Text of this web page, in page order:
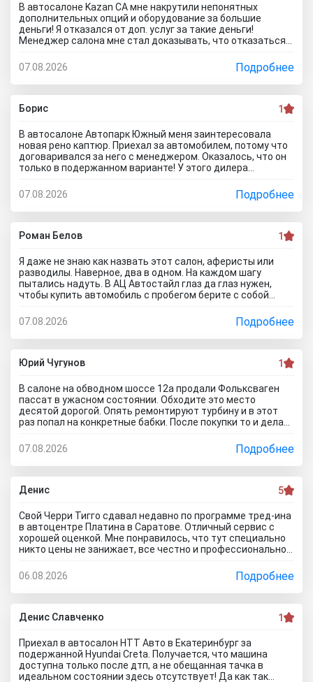
В автосалоне Kazan CA мне накрутили непонятных
дополнительных опций и оборудование за большие
деньги! Я отказался от доп. услуг за такие деньги!
Менеджер салона мне стал доказывать, что отказаться
происходит?! Отчего это невозможно? это развод и
кидалово! Оставил салон без автомобиля, потому что не
хотел его приобретать с допами за большие деньги да и
вам не советую!
07.08.2026 Подробнее
Борис 1
В автосалоне Автопарк Южный меня заинтересовала
новая рено каптюр. Приехал за автомобилем, потому что
договаривался за него с менеджером. Оказалось, что он
только в подержанном варианте! У этого дилера
советовал бы вам приезжать в этот автоцентр на
Гражданскую 1Д в Ставрополь, потому что это наглый
обман! Они только на сайте большой автосалон с
шикарными ценами, на деле мелкая шарашка разводящая
покупателей.
07.08.2026 Подробнее
Роман Белов 1
Я даже не знаю как назвать этот салон, аферисты или
разводилы. Наверное, два в одном. На каждом шагу
пытались надуть. В АЦ Автостайл глаз да глаз нужен,
чтобы купить автомобиль с пробегом берите с собой
еще юриста захватите. Менеджер вообще никак не давал
осмотреть авто. Ни капот открыть, ни в салон сесть, ни
днище глянуть. Попросил документы и то вместо них
ксерокопии принес. Мне даже смешно стало. Может по
картинкам тачку выбирать будем? Как я его не убеждал,
настаивать больше не стал, но очень интересно было, а
если бы я 5 тачек осмотреть захотел, на все 5 договора
бы писали? Бред полнейший..хорошо что в Челябинске
есть куча других автосалонов и этот с лживый автоцентр
можно спокойно объехать стороной.
07.08.2026 Подробнее
Юрий Чугунов 1
В салоне на обводном шоссе 12а продали Фольксваген
пассат в ужасном состоянии. Обходите это место
десятой дорогой. Опять ремонтируют турбину и в этот
раз попал на конкретные бабки. После покупки то и делаю,
что все с машиной идеально, а сейчас ничего не могу
сделать по гарантийному ремонту. Аферисты хреновы! Я
когда спрашивают где купить автомобиль в Тольятти
говорю - где угодно но не в автосалоне М-Авто!
07.08.2026 Подробнее
Денис 5
Свой Черри Тигго сдавал недавно по программе тред-ина
в автоцентре Платина в Саратове. Отличный сервис с
хорошей оценкой. Мне понравилось, что тут специально
никто цены не занижает, все честно и профессионально.
предложили подготовку провести тут в салоне. Для
клиента это важно, самому возиться не надо. Сделали
все быстро и поставили нормальную цену. Теперь буду
ждать , пока тачку продадут, не сомневаюсь , что быстро
справятся так как тут работают профессионалы.
06.08.2026 Подробнее
Денис Славченко 1
Приехал в автосалон НТТ Авто в Екатеринбург за
подержанной Hyundai Creta. Получается, что машина
доступна только после дтп, а не обещанная тачка в
идеальном состоянии здесь отсутствует! Да как так